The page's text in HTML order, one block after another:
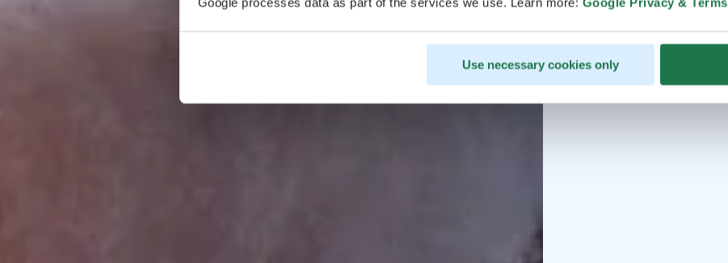
Google processes data as part of the services we use. Learn more: Google Privacy & Terms
Use necessary cookies only